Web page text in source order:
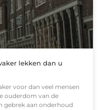
lekken dan u
voor dan veel mensen
ouderdom van de
gebrek aan onderhoud